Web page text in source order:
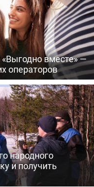
вместе» —
операторов
народного
и получить